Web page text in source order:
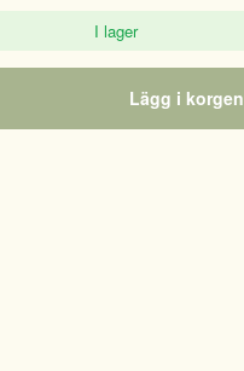
I lager
Lägg i korgen